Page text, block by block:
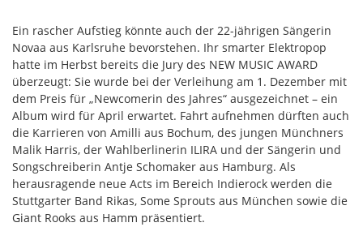
Ein rascher Aufstieg könnte auch der 22-jährigen Sängerin
Novaa aus Karlsruhe bevorstehen. Ihr smarter Elektropop
hatte im Herbst bereits die Jury des NEW MUSIC AWARD
überzeugt: Sie wurde bei der Verleihung am 1. Dezember mit
dem Preis für „Newcomerin des Jahres“ ausgezeichnet – ein
Album wird für April erwartet. Fahrt aufnehmen dürften auch
die Karrieren von Amilli aus Bochum, des jungen Münchners
Malik Harris, der Wahlberlinerin ILIRA und der Sängerin und
Songschreiberin Antje Schomaker aus Hamburg. Als
herausragende neue Acts im Bereich Indierock werden die
Stuttgarter Band Rikas, Some Sprouts aus München sowie die
Giant Rooks aus Hamm präsentiert.